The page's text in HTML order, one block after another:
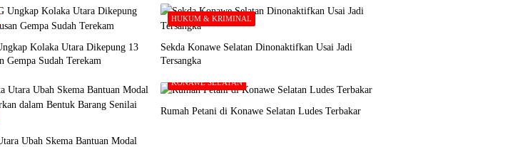
Kolaka Utara Dikepung 13
Gempa Sudah Terekam
HUKUM & KRIMINAL
Sekda Konawe Selatan Dinonaktifkan Usai Jadi
Tersangka
Ubah Skema Bantuan Modal
KONAWE SELATAN
Rumah Petani di Konawe Selatan Ludes Terbakar